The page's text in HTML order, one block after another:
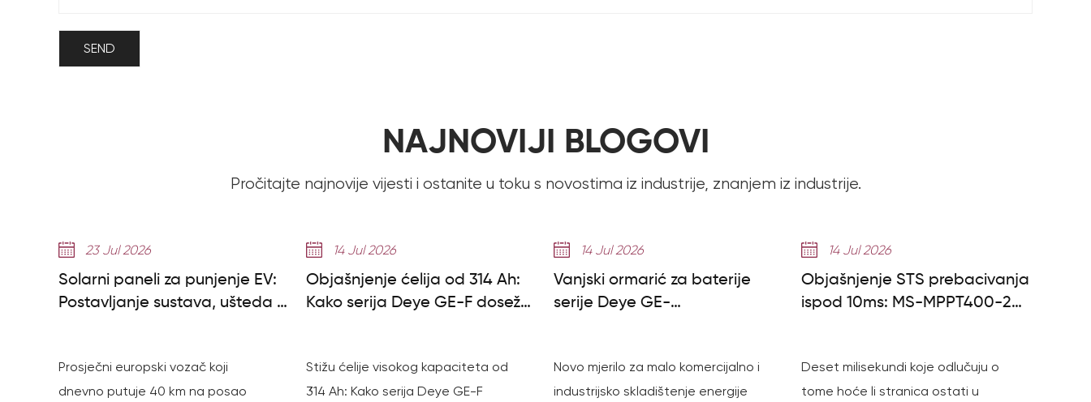
NAJNOVIJI BLOGOVI
Pročitajte najnovije vijesti i ostanite u toku s novostima iz industrije, znanjem iz industrije.
23 Jul 2026
Solarni paneli za punjenje EV:
Postavljanje sustava, ušteda i
Prosječni europski vozač koji
dnevno putuje 40 km na posao
14 Jul 2026
Objašnjenje ćelija od 314 Ah:
Kako serija Deye GE-F doseže
Stižu ćelije visokog kapaciteta od
314 Ah: Kako serija Deye GE-F
14 Jul 2026
Vanjski ormarić za baterije
serije Deye GE-
Novo mjerilo za malo komercijalno i
industrijsko skladištenje energije
14 Jul 2026
Objašnjenje STS prebacivanja
ispod 10ms: MS-MPPT400-2
Deset milisekundi koje odlučuju o
tome hoće li stranica ostati u